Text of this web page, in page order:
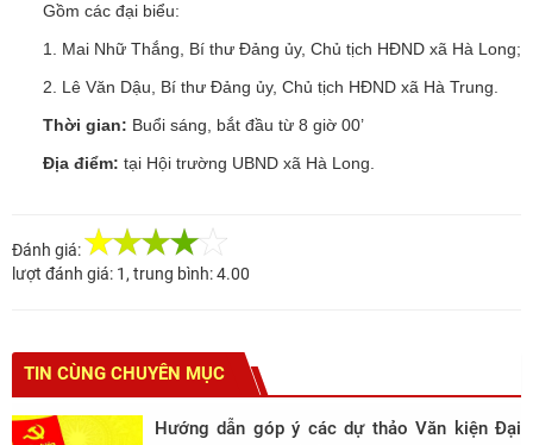
Gồm các đại biểu:
1. Mai Nhữ Thắng, Bí thư Đảng ủy, Chủ tịch HĐND xã Hà Long;
2. Lê Văn Dậu, Bí thư Đảng ủy, Chủ tịch HĐND xã Hà Trung.
Thời gian: Buổi sáng, bắt đầu từ 8 giờ 00’
Địa điểm: tại Hội trường UBND xã Hà Long.
Đánh giá:
lượt đánh giá: 1, trung bình:4.00
TIN CÙNG CHUYÊN MỤC
Hướng dẫn góp ý các dự thảo Văn kiện Đại